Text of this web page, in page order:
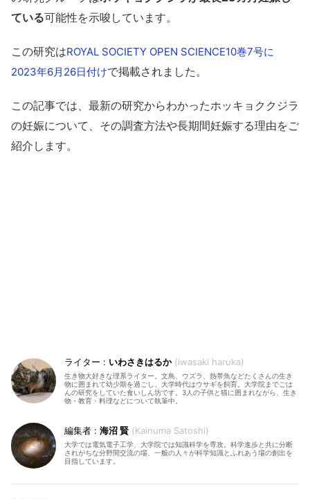
ている可能性を示唆しています。
この研究はROYAL SOCIETY OPEN SCIENCE10巻7号に
2023年6月26日付けで掲載されました。
この記事では、最新の研究からわかったホッキョククジラ
の妊娠について、その調査方法や長期間妊娠する理由をご
紹介します。
いわさきはるか iwasaki haruka
生き物大好きな理系ライター。文鳥、ウズラ、熱帯魚などたくさんの生き
物に囲まれて幼少期を過ごし、大学時代はウサギを飼育。大学院までごは
んの研究をしていた食いしん坊です。3人の子供と猫に囲まれながら、生き
物・教育・料理などについて執筆中。
海沼 賢 Kainuma Satoshi
大学では電気電子工学、大学院では知識科学を専攻。科学進歩と共に分断
されがちな分野間交流の場、一般の人々が科学知識とふれあう場の創出を
目指しています。